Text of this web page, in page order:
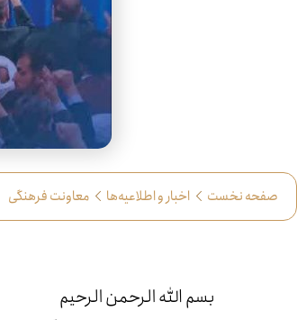
صفحه نخست اخبار و اطلاعیه‌ها معاونت فرهنگی
بسم الله الرحمن الرحیم